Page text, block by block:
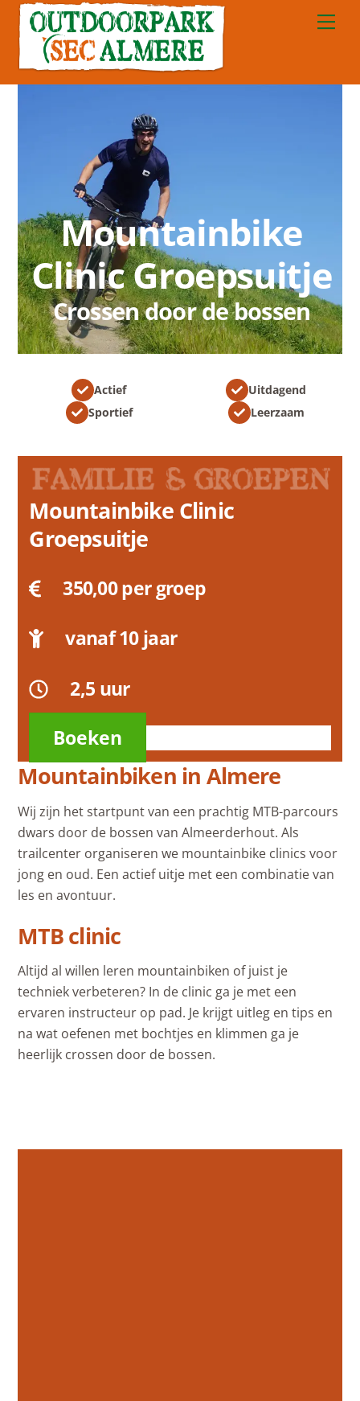
Skip
content
Mountainbike
Clinic Groepsuitje
Crossen door de bossen
Actief
Uitdagend
Sportief
Leerzaam
Mountainbiken in Almere
Wij zijn het startpunt van een prachtig MTB-parcours
dwars door de bossen van Almeerderhout. Als
trailcenter organiseren we mountainbike clinics voor
jong en oud. Een actief uitje met een combinatie van
les en avontuur.
MTB clinic
Altijd al willen leren mountainbiken of juist je
techniek verbeteren? In de clinic ga je met een
ervaren instructeur op pad. Je krijgt uitleg en tips en
na wat oefenen met bochtjes en klimmen ga je
heerlijk crossen door de bossen.
Mountainbike Clinic
Groepsuitje
350,00per groep
vanaf 10 jaar
2,5 uur
Boeken